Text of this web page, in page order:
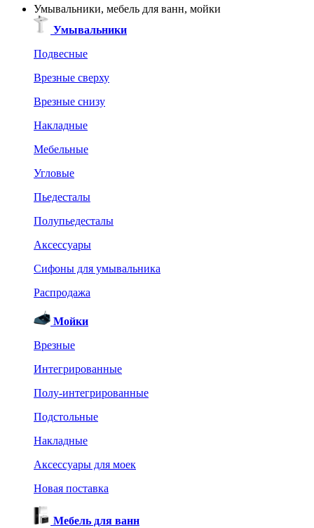
Умывальники, мебель для ванн, мойки
Умывальники
Подвесные
Врезные сверху
Врезные снизу
Накладные
Мебельные
Угловые
Пьедесталы
Полупьедесталы
Аксессуары
Сифоны для умывальника
Распродажа
Мойки
Врезные
Интегрированные
Полу-интегрированные
Подстольные
Накладные
Аксессуары для моек
Новая поставка
Мебель для ванн